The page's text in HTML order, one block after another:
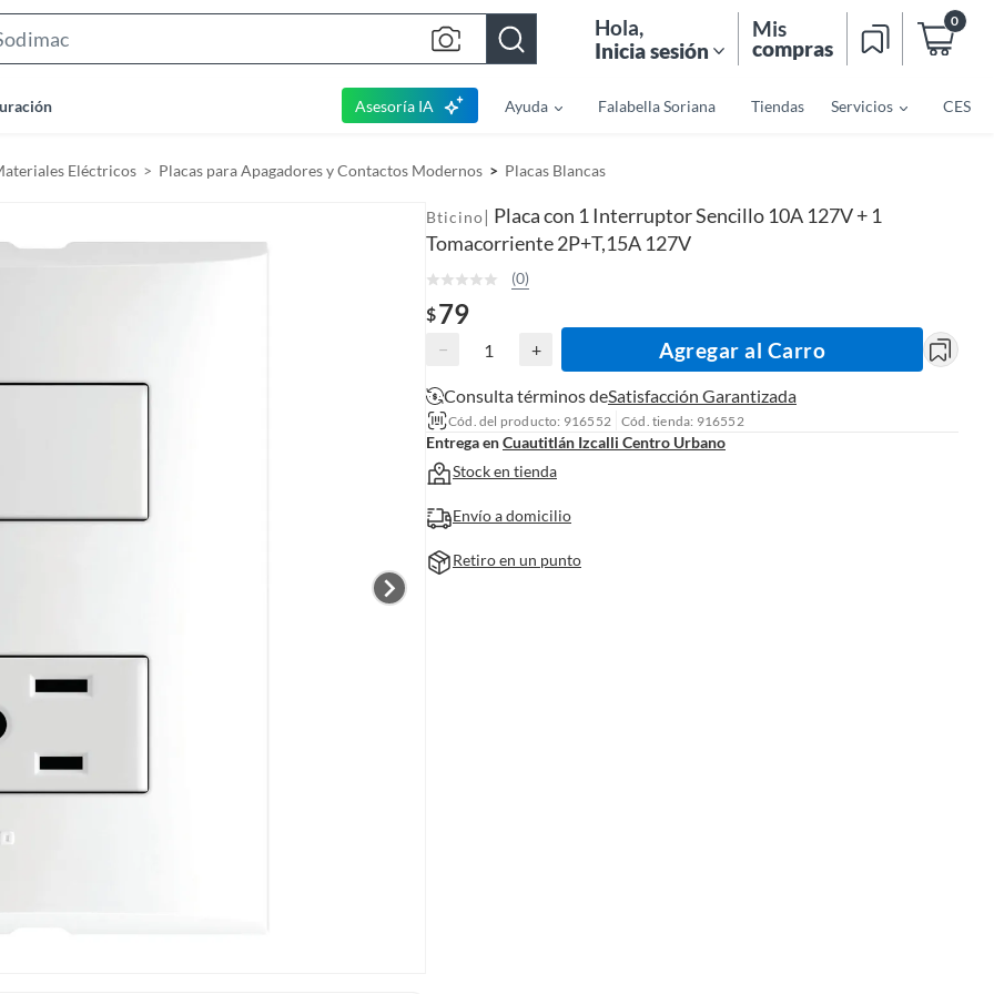
h
r
Hola,
Inicia sesión
Mis
compras
0
Asesoría IA Ayuda Falabella Soriana Tiendas Servicios CES
Eléctricos Placas para Apagadores y Contactos Modernos Placas Blancas
Bticino| Placa con 1 Interruptor Sencillo 10A 127V + 1
Tomacorriente 2P+T,15A 127V
(0)
$79
− + Agregar al Carro
Consulta términos deSatisfacción Garantizada
Cód. del producto: 916552 Cód. tienda: 916552
Entrega enCuautitlán Izcalli Centro Urbano
Stock en tienda
Envío a domicilio
Retiro en un punto